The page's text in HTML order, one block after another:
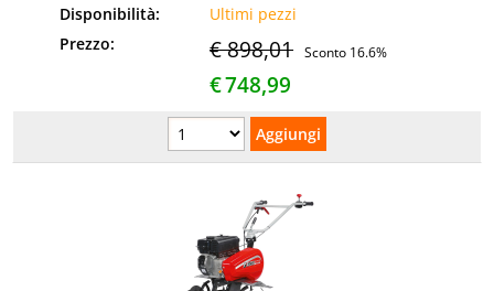
Disponibilità:
Ultimi pezzi
Prezzo:
€ 898,01 Sconto 16.6%
€748,99